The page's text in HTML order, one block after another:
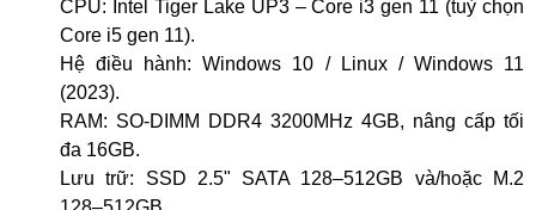
CPU: Intel Tiger Lake UP3 – Core i3 gen 11 (tuỳ chọn
Core i5 gen 11).
Hệ điều hành: Windows 10 / Linux / Windows 11
(2023).
RAM: SO-DIMM DDR4 3200MHz 4GB, nâng cấp tối
đa 16GB.
Lưu trữ: SSD 2.5" SATA 128–512GB và/hoặc M.2